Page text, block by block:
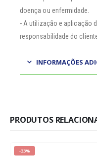
doença ou enfermidade.
- A utilização e aplicação
responsabilidade do
INFORMAÇÕES
PRODUTOS
-33%